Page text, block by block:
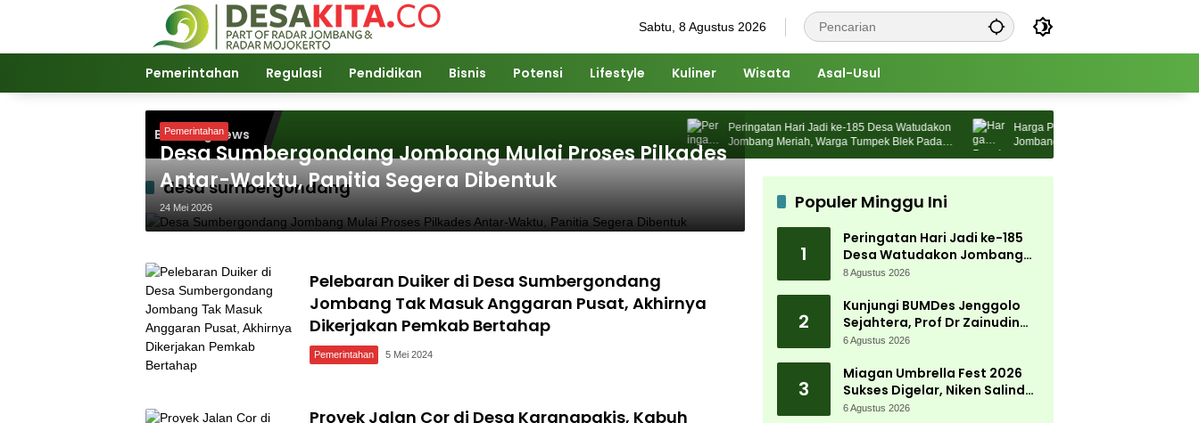
Sabtu, 8 Agustus 2026
Pemerintahan Regulasi Pendidikan Bisnis Potensi Lifestyle Kuliner Wisata Asal-Usul
Breaking News
Peringatan Hari Jadi ke-185 Desa Watudakon
Jombang Meriah, Warga Tumpek Blek Padati
Karnaval Budaya
Harga Pupuk Naik, Pemdes
Jombang Cari Solusi Lewat Kajian
desa sumbergondang
Pemerintahan
Desa Sumbergondang Jombang Mulai Proses Pilkades
Antar-Waktu, Panitia Segera Dibentuk
24 Mei 2026
Pelebaran Duiker di Desa Sumbergondang
Jombang Tak Masuk Anggaran Pusat, Akhirnya
Dikerjakan Pemkab Bertahap
Pemerintahan 5 Mei 2024
Proyek Jalan Cor di Desa Karangpakis, Kabuh
Populer Minggu Ini
1
Peringatan Hari Jadi ke-185
Desa Watudakon Jombang
Meriah, Warga Tumpek Blek
8 Agustus 2026
2
Kunjungi BUMDes Jenggolo
Sejahtera, Prof Dr Zainudin
Maliki: Kita Wujudkan
Potensi Desa
6 Agustus 2026
3
Miagan Umbrella Fest 2026
Sukses Digelar, Niken Salindry
Jadi Magnet Ribuan
6 Agustus 2026